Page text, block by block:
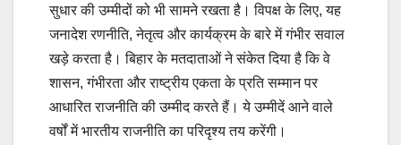
सुधार की उम्मीदों को भी सामने रखता है। विपक्ष के लिए, यह
जनादेश रणनीति, नेतृत्व और कार्यक्रम के बारे में गंभीर सवाल
खड़े करता है। बिहार के मतदाताओं ने संकेत दिया है कि वे
शासन, गंभीरता और राष्ट्रीय एकता के प्रति सम्मान पर
आधारित राजनीति की उम्मीद करते हैं। ये उम्मीदें आने वाले
वर्षों में भारतीय राजनीति का परिदृश्य तय करेंगी।